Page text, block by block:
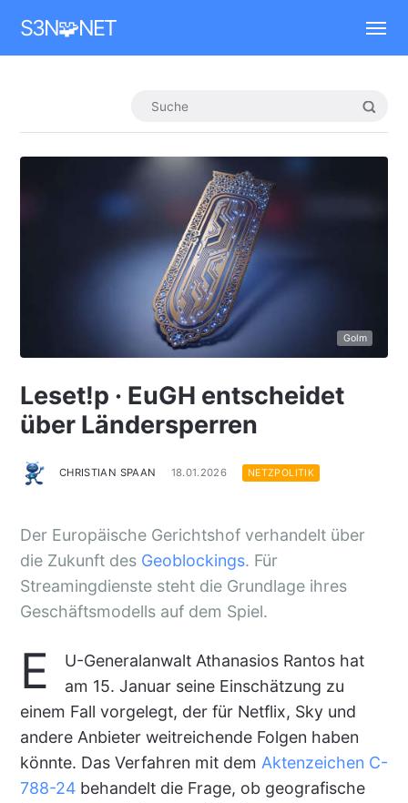
S3N🧩NET
Golm
Leset!p · EuGH entscheidet
über Ländersperren
CHRISTIAN SPAAN 18.01.2026 NETZPOLITIK
Der Europäische Gerichtshof verhandelt über
die Zukunft des Geoblockings. Für
Streamingdienste steht die Grundlage ihres
Geschäftsmodells auf dem Spiel.
E
U-Generalanwalt Athanasios Rantos hat
am 15. Januar seine Einschätzung zu
einem Fall vorgelegt, der für Netflix, Sky und
andere Anbieter weitreichende Folgen haben
könnte. Das Verfahren mit dem Aktenzeichen C-
788-24behandelt die Frage, ob geografische